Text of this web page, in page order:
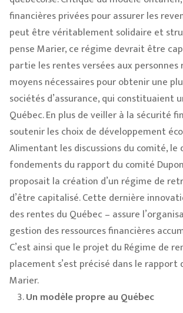
financières privées pour assurer les
peut être véritablement solidaire et
pense Marier, ce régime devrait être
partie les rentes versées aux
moyens nécessaires pour obtenir une
sociétés d’assurance, qui
Québec. En plus de veiller à la sécurité
soutenir les choix de développement
Alimentant les discussions du comité,
fondements du rapport du comité
proposait la création d’un régime de
d’être capitalisé. Cette dernière
des rentes du Québec – assure
gestion des ressources financières
C’est ainsi que le projet du Régime de
placement s’est précisé dans le
Marier.
Un modèle propre au Québec